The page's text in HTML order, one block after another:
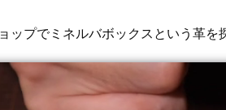
ップでミネルバボックスという革を